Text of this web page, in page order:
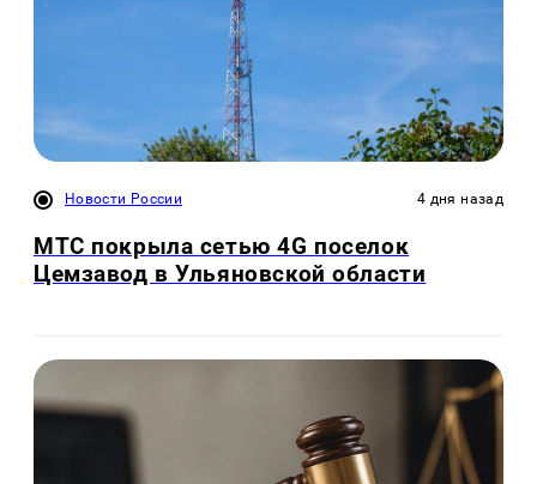
Новости России 4 дня назад
МТС покрыла сетью 4G поселок
Цемзавод в Ульяновской области